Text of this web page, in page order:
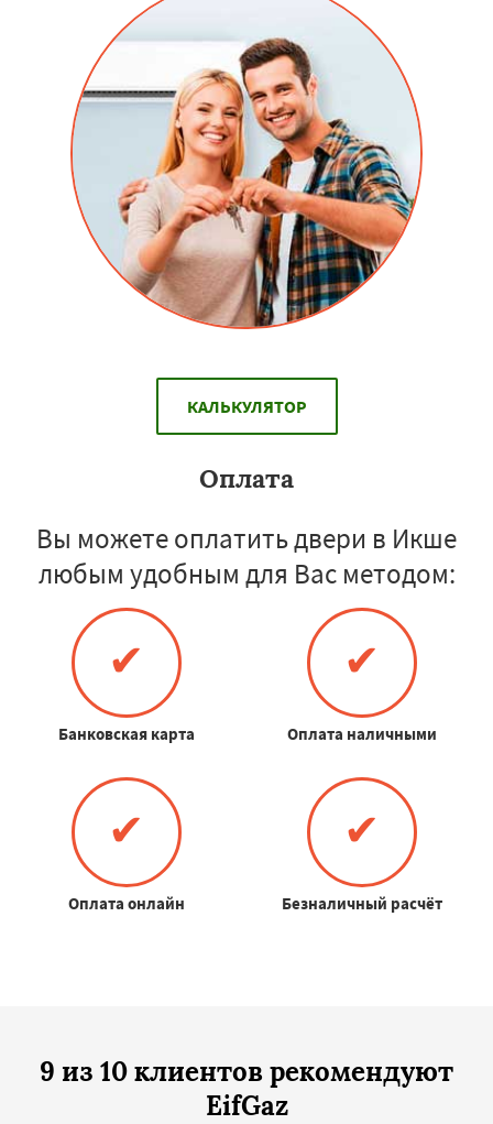
КАЛЬКУЛЯТОР
Оплата
Вы можете оплатить двери в Икше
любым удобным для Вас методом:
✔
Банковская карта
✔
Оплата наличными
✔
Оплата онлайн
✔
Безналичный расчёт
9 из 10 клиентов рекомендуют
EifGaz